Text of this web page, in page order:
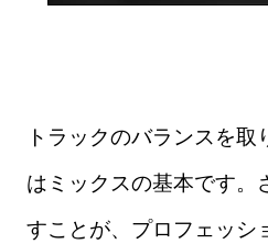
トラックのバランスを取
はミックスの基本です。
すことが、プロフェッシ